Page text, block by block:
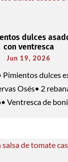
dulces
con ventresca
Jun 19, 2026
dulces
Osés• 2
Ventresca de